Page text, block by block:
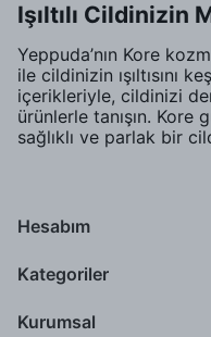
Işıltılı Cildinizin
Yeppuda’nın Kore
ile cildinizin ışıltısını
içerikleriyle, cildinizi
ürünlerle tanışın. Kore
sağlıklı ve parlak bir
Hesabım
Kategoriler
Kurumsal